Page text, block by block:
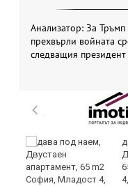
Анализатор: За
прехвърли войната
следващия президент